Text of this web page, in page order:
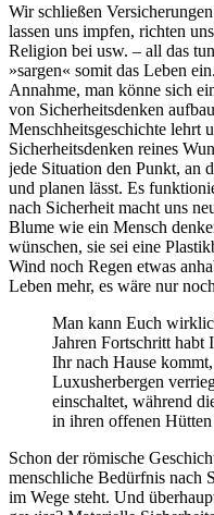
Wir schließen
lassen uns impfen, richten
Religion bei usw. – all das
»sargen« somit das Leben
Annahme, man könne sich
von Sicherheitsdenken
Menschheitsgeschichte lehrt
Sicherheitsdenken reines
jede Situation den Punkt, an
und planen lässt. Es
nach Sicherheit macht uns
Blume wie ein Mensch
wünschen, sie sei eine
Wind noch Regen etwas
Leben mehr, es wäre nur
Man kann Euch
Jahren Fortschritt habt
Ihr nach Hause
Luxusherbergen
einschaltet, während
in ihren offenen
Schon der römische
menschliche Bedürfnis nach
im Wege steht. Und